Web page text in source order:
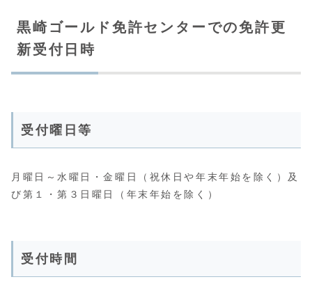
黒崎ゴールド免許センターでの免許更
新受付日時
受付曜日等
月曜日～水曜日・金曜日（祝休日や年末年始を除く）及
び第１・第３日曜日（年末年始を除く）
受付時間